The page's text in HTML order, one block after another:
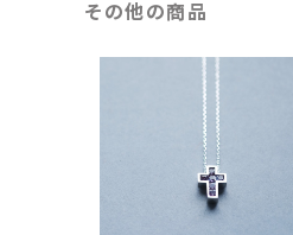
その他の商品